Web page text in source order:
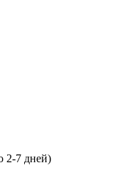
2-7 дней)